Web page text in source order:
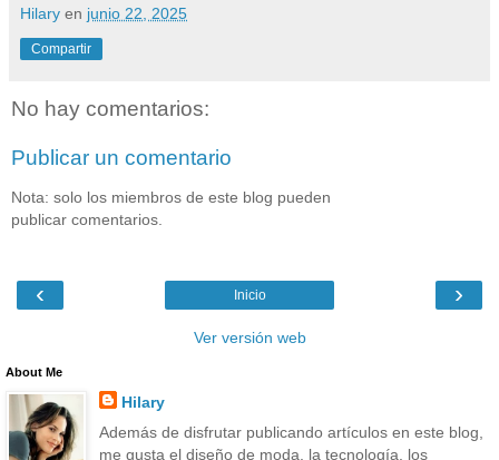
Hilary en junio 22, 2025
Compartir
No hay comentarios:
Publicar un comentario
Nota: solo los miembros de este blog pueden
publicar comentarios.
‹ ›
Inicio
Ver versión web
About Me
Hilary
Además de disfrutar publicando artículos en este blog,
me gusta el diseño de moda, la tecnología, los